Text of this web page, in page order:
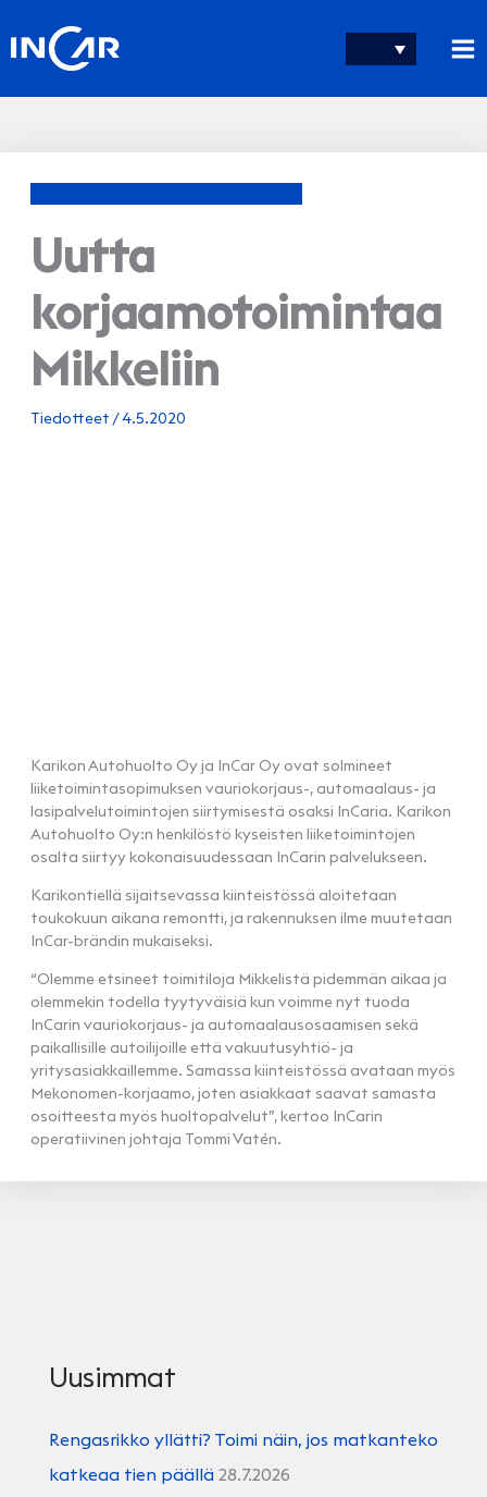
sisältöön
Uutta
korjaamotoimintaa
Mikkeliin
Tiedotteet /4.5.2020
Karikon Autohuolto Oy ja InCar Oy ovat solmineet
liiketoimintasopimuksen vauriokorjaus-, automaalaus- ja
lasipalvelutoimintojen siirtymisestä osaksi InCaria. Karikon
Autohuolto Oy:n henkilöstö kyseisten liiketoimintojen
osalta siirtyy kokonaisuudessaan InCarin palvelukseen.
Karikontiellä sijaitsevassa kiinteistössä aloitetaan
toukokuun aikana remontti, ja rakennuksen ilme muutetaan
InCar-brändin mukaiseksi.
“Olemme etsineet toimitiloja Mikkelistä pidemmän aikaa ja
olemmekin todella tyytyväisiä kun voimme nyt tuoda
InCarin vauriokorjaus- ja automaalausosaamisen sekä
paikallisille autoilijoille että vakuutusyhtiö- ja
yritysasiakkaillemme. Samassa kiinteistössä avataan myös
Mekonomen-korjaamo, joten asiakkaat saavat samasta
osoitteesta myös huoltopalvelut”, kertoo InCarin
operatiivinen johtaja Tommi Vatén.
Uusimmat
Rengasrikko yllätti? Toimi näin, jos matkanteko
katkeaa tien päällä 28.7.2026